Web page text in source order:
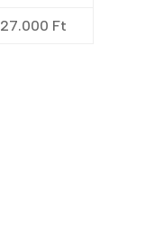
27.000 Ft